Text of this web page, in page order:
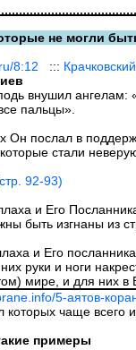
не могли
8:12 :::
внушил
пальцы».
Он послал в
стали
92-93)
и Его
быть изгнаны из
и Его
руки и ноги
мире, и для них в
5-аятов-
которых чаще всего
примеры